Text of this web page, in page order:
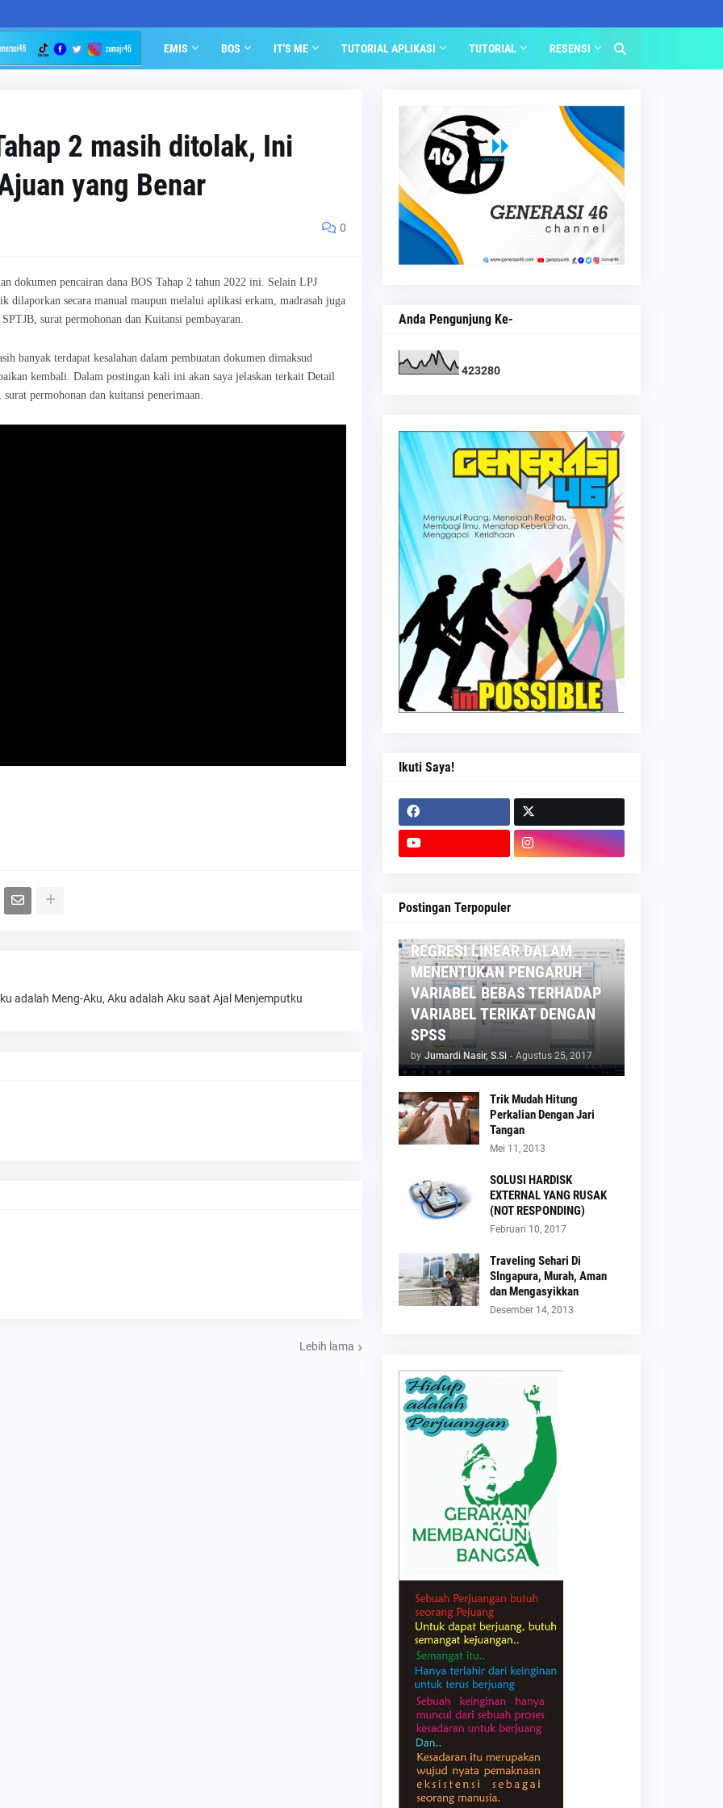
EMIS BOS IT'S ME TUTORIAL APLIKASI TUTORIAL RESENSI
2 masih ditolak, Ini
yang Benar
0
dokumen pencairan dana BOS Tahap 2 tahun 2022 ini. Selain LPJ
dilaporkan secara manual maupun melalui aplikasi erkam, madrasah juga
surat permohonan dan Kuitansi pembayaran.
banyak terdapat kesalahan dalam pembuatan dokumen dimaksud
kembali. Dalam postingan kali ini akan saya jelaskan terkait Detail
permohonan dan kuitansi penerimaan.
adalah Meng-Aku, Aku adalah Aku saat Ajal Menjemputku
Lebih lama
Anda Pengunjung Ke-
423280
Ikuti Saya!
Postingan Terpopuler
STATISTIKA
REGRESI LINEAR DALAM
MENENTUKAN PENGARUH
VARIABEL BEBAS TERHADAP
VARIABEL TERIKAT DENGAN
SPSS
by Jumardi Nasir, S.Si - Agustus 25, 2017
Trik Mudah Hitung
Perkalian Dengan Jari
Tangan
Mei 11, 2013
SOLUSI HARDISK
EXTERNAL YANG RUSAK
(NOT RESPONDING)
Februari 10, 2017
Traveling Sehari Di
SIngapura, Murah, Aman
dan Mengasyikkan
Desember 14, 2013